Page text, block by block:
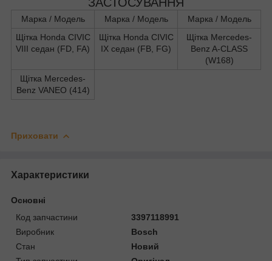
Марка / Модель Марка / Модель
Марка / Модель
Щітка Honda CIVIC
VIII седан (FD, FA)
Щітка Honda CIVIC
IX седан (FB, FG)
Щітка Mercedes-
Benz A-CLASS
(W168)
Щітка Mercedes-
Benz VANEO (414)
Приховати
Характеристики
Основні
Код запчастини
3397118991
Виробник
Bosch
Стан
Новий